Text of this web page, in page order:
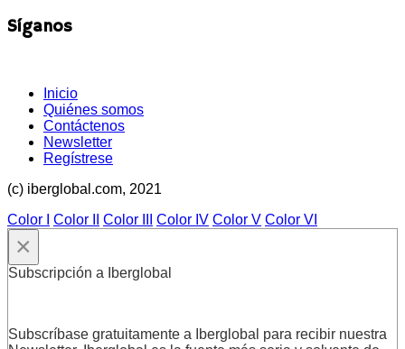
Síganos
Inicio
Quiénes somos
Contáctenos
Newsletter
Regístrese
(c) iberglobal.com, 2021
Color I
Color II Color III Color IV Color V Color VI
×
Subscripción a Iberglobal
Subscríbase gratuitamente a Iberglobal para recibir nuestra